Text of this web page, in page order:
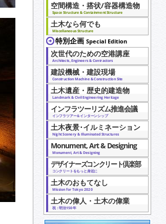
空間構造・搭状/容器構造物
Space Structure & Containment Structure
土木なら何でも
Miscellaneous Structure
特別企画 Special Edition
次世代のための空港講座
Architects, Engineers & Contractors
建設機械・建設現場
Construction Machine & Construction Site
土木遺産・歴史的建造物
Landmark & Civil Engineering Heritage
インフラツーリズム推進会議
インフラツアー＆インターンシップ
土木夜景･イルミネーション
Night Scenery & Illuminated Structures
Monument, Art & Designing
Monument, Art & Designing
デザイナーズコンクリート倶楽部
コンクリートをもっと身近に
土木のおもてなし
Mission for Tokyo 2020
土木の偉人・土木の偉業
祝：明治150年